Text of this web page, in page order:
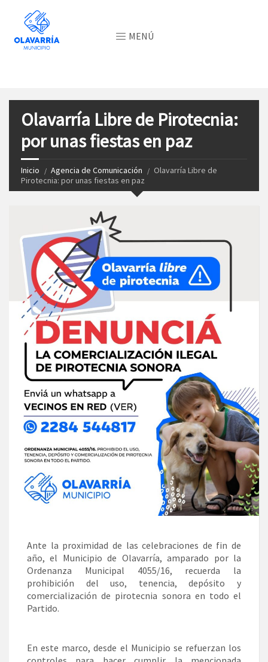
MENÚ
Olavarría Libre de Pirotecnia:
por unas fiestas en paz
Inicio Agencia de Comunicación
Olavarría Libre de
Pirotecnia: por unas fiestas en paz
Ante la proximidad de las celebraciones de fin de
año, el Municipio de Olavarría, amparado por la
Ordenanza Municipal 4055/16, recuerda la
prohibición del uso, tenencia, depósito y
comercialización de pirotecnia sonora en todo el
Partido.
En este marco, desde el Municipio se refuerzan los